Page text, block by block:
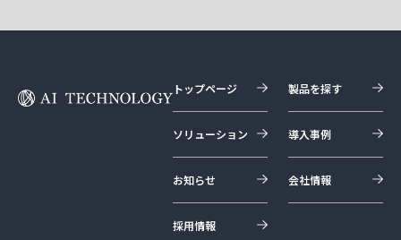
トップページ 製品を探す
ソリューション 導入事例
お知らせ 会社情報
採用情報